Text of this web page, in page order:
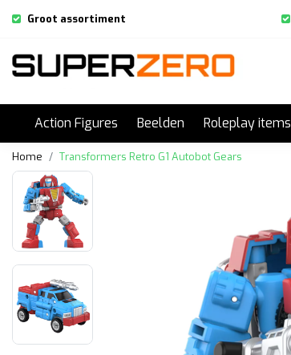
Groot assortiment
Action Figures Beelden Roleplay items
Home Transformers Retro G1 Autobot Gears